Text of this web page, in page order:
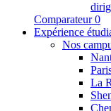
Comparateur 0
Expérience
Nos
La